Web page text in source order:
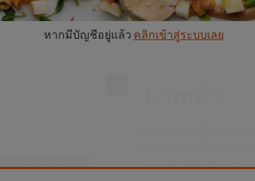
storage.
อยากทำให้ทุกร้าน “ข
หากมีบัญชีอยู่แล้ว คลิกเข้าสู่ระบบเลย